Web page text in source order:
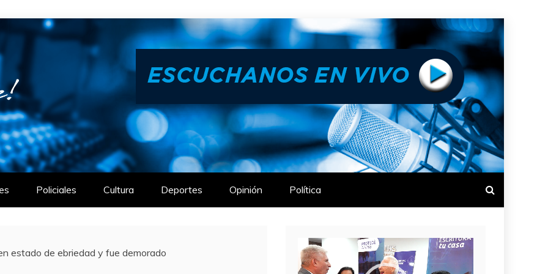
Policiales Cultura Deportes Opinión Política
estado de ebriedad y fue demorado
Reproductor
de